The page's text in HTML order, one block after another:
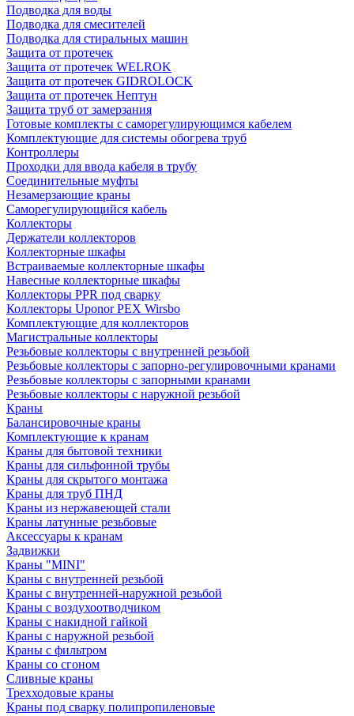
Подводка для воды
Подводка для смесителей
Подводка для стиральных машин
Защита от протечек
Защита от протечек WELROK
Защита от протечек GIDROLOCK
Защита от протечек Нептун
Защита труб от замерзания
Готовые комплекты с саморегулирующимся кабелем
Комплектующие для системы обогрева труб
Контроллеры
Проходки для ввода кабеля в трубу
Соединительные муфты
Незамерзающие краны
Саморегулирующийся кабель
Коллекторы
Держатели коллекторов
Коллекторные шкафы
Встраиваемые коллекторные шкафы
Навесные коллекторные шкафы
Коллекторы PPR под сварку
Коллекторы Uponor PEX Wirsbo
Комплектующие для коллекторов
Магистральные коллекторы
Резьбовые коллекторы с внутренней резьбой
Резьбовые коллекторы с запорно-регулировочными кранами
Резьбовые коллекторы с запорными кранами
Резьбовые коллекторы с наружной резьбой
Краны
Балансировочные краны
Комплектующие к кранам
Краны для бытовой техники
Краны для сильфонной трубы
Краны для скрытого монтажа
Краны для труб ПНД
Краны из нержавеющей стали
Краны латунные резьбовые
Аксессуары к кранам
Задвижки
Краны "MINI"
Краны с внутренней резьбой
Краны с внутренней-наружной резьбой
Краны с воздухоотводчиком
Краны с накидной гайкой
Краны с наружной резьбой
Краны с фильтром
Краны со сгоном
Сливные краны
Трехходовые краны
Краны под сварку полипропиленовые